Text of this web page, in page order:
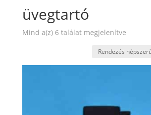
üvegtartó
Mind a(z) 6 találat megjelenítveSorted